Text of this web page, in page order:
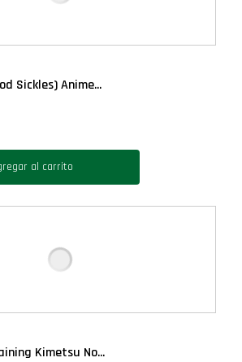
Sickles) Anime...
al carrito
Kimetsu No...